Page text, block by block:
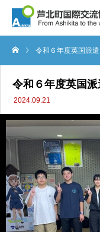
令和６年度英国派
令和６年度英国
2024.09.21